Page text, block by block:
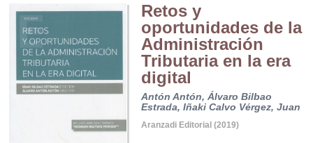
Retos y
oportunidades de la
Administración
Tributaria en la era
digital
Antón Antón, Álvaro Bilbao
Estrada, Iñaki Calvo Vérgez, Juan
Aranzadi Editorial (2019)